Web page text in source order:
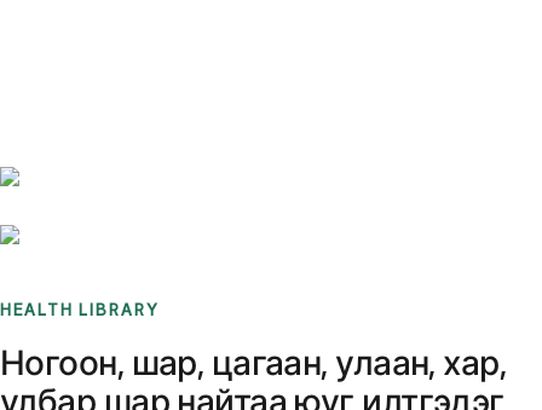
HEALTH LIBRARY
Ногоон, шар, цагаан, улаан, хар,